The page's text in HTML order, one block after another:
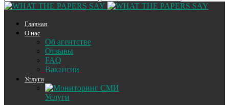
Главная
О нас
Об агентстве
Отзывы
FAQ
Вакансии
Услуги
Услуги